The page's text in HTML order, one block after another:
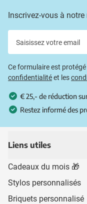
Inscrivez-vous à notre
Ce formulaire est
confidentialitéet les
€ 25,- de réduction
Restez informé des
Liens utiles
Cadeaux du mois 🎁
Stylos personnalisés
Briquets personnalisé